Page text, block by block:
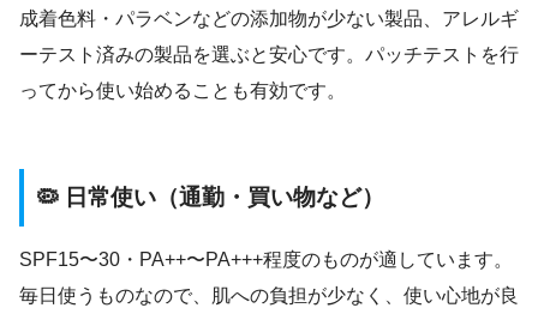
成着色料・パラベンなどの添加物が少ない製品、アレルギ
ーテスト済みの製品を選ぶと安心です。パッチテストを行
ってから使い始めることも有効です。
🦠 日常使い（通勤・買い物など）
SPF15〜30・PA++〜PA+++程度のものが適しています。
毎日使うものなので、肌への負担が少なく、使い心地が良